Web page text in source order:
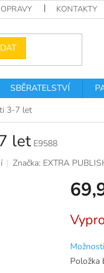
KONTAKTY
SBĚRATELSTVÍ
3-7 let
let E9588
Značka: EXTRA
cena:
Položka